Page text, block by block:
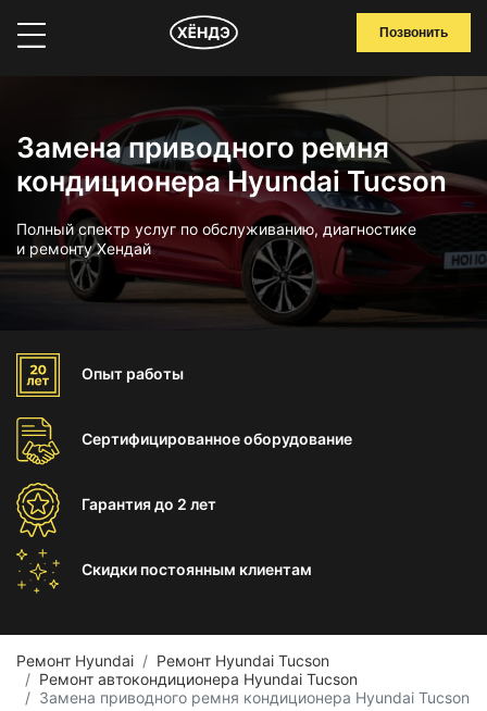
Позвонить
Замена приводного ремня
кондиционера Hyundai Tucson
Полный спектр услуг по обслуживанию, диагностике
и ремонту Хендай
Опыт работы
Сертифицированноеоборудование
Гарантиядо 2 лет
Скидки постоянным клиентам
Ремонт Hyundai
Ремонт Hyundai Tucson
Ремонт автокондиционера Hyundai Tucson
Замена приводного ремня кондиционера Hyundai Tucson